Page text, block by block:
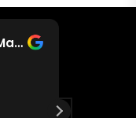
Luis Camacho Martinez